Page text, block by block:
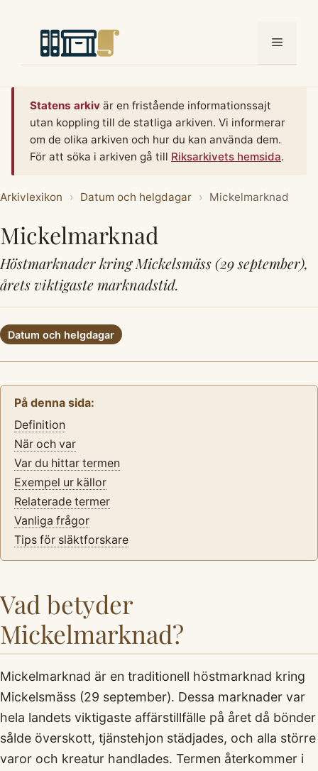
innehåll
Meny
Statens arkiv är en fristående informationssajt
utan koppling till de statliga arkiven. Vi informerar
om de olika arkiven och hur du kan använda dem.
För att söka i arkiven gå till Riksarkivets hemsida.
Arkivlexikon › Datum och helgdagar › Mickelmarknad
Mickelmarknad
Höstmarknader kring Mickelsmäss (29 september),
årets viktigaste marknadstid.
Datum och helgdagar
På denna sida:
Definition
När och var
Var du hittar termen
Exempel ur källor
Relaterade termer
Vanliga frågor
Tips för släktforskare
Vad betyder
Mickelmarknad?
Mickelmarknad är en traditionell höstmarknad kring
Mickelsmäss (29 september). Dessa marknader var
hela landets viktigaste affärstillfälle på året då bönder
sålde överskott, tjänstehjon städjades, och alla större
varor och kreatur handlades. Termen återkommer i